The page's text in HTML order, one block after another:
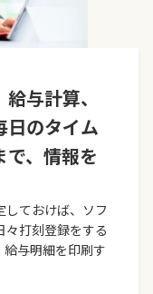
与計算、
日のタイム
で、情報を
しておけば、ソフ
々打刻登録をする
給与明細を印刷す